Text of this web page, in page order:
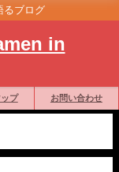
るブログ
in
プ お問い合わせ